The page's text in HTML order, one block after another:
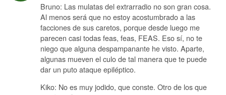
Bruno: Las mulatas del extrarradio no son gran cosa.
Al menos será que no estoy acostumbrado a las
facciones de sus caretos, porque desde luego me
parecen casi todas feas, feas, FEAS. Eso sí, no te
niego que alguna despampanante he visto. Aparte,
algunas mueven el culo de tal manera que te puede
dar un puto ataque epiléptico.
Kiko: No es muy jodido, que conste. Otro de los que